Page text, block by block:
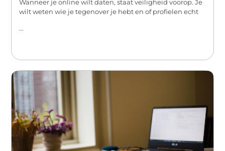
Wanneer je online wilt daten, staat veiligheid voorop. Je
wilt weten wie je tegenover je hebt en of profielen echt
...